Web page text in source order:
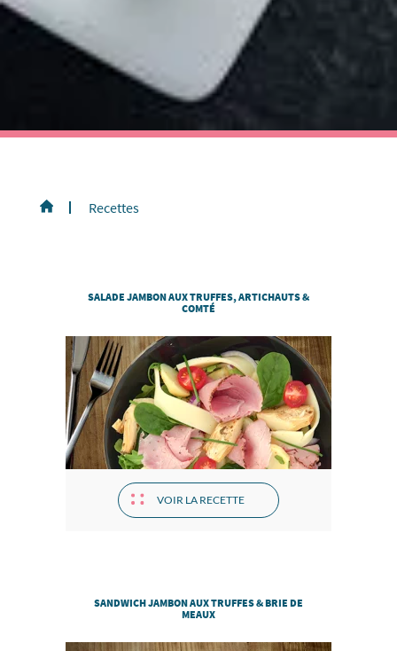
Recettes
SALADE JAMBON AUX TRUFFES, ARTICHAUTS &
COMTÉ
VOIR LA RECETTE
SANDWICH JAMBON AUX TRUFFES & BRIE DE
MEAUX